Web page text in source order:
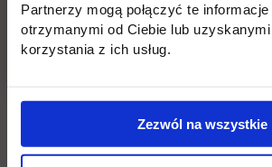
Partnerzy mogą połączyć te
otrzymanymi od Ciebie lub
korzystania z ich usług.
Zezwól na wszystkie
Inżynierskie
Magisterskie
Podyplomowe
Płońsk Opłaty